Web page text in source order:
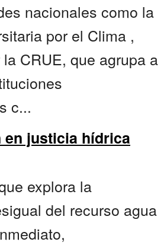
nacionales como la
por el Clima ,
CRUE, que agrupa a
c...
en justicia hídrica
explora la
del recurso agua